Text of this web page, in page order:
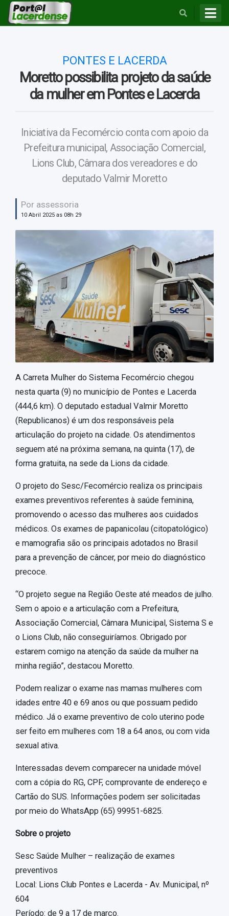
PONTES E LACERDA
Moretto possibilita projeto da saúde
da mulher em Pontes e Lacerda
Iniciativa da Fecomércio conta com apoio da
Prefeitura municipal, Associação Comercial,
Lions Club, Câmara dos vereadores e do
deputado Valmir Moretto
Por assessoria
10 Abril 2025 as 08h 29
A Carreta Mulher do Sistema Fecomércio chegou
nesta quarta (9) no município de Pontes e Lacerda
(444,6 km). O deputado estadual Valmir Moretto
(Republicanos) é um dos responsáveis pela
articulação do projeto na cidade. Os atendimentos
seguem até na próxima semana, na quinta (17), de
forma gratuita, na sede da Lions da cidade.
O projeto do Sesc/Fecomércio realiza os principais
exames preventivos referentes à saúde feminina,
promovendo o acesso das mulheres aos cuidados
médicos. Os exames de papanicolau (citopatológico)
e mamografia são os principais adotados no Brasil
para a prevenção de câncer, por meio do diagnóstico
precoce.
“O projeto segue na Região Oeste até meados de julho.
Sem o apoio e a articulação com a Prefeitura,
Associação Comercial, Câmara Municipal, Sistema S e
o Lions Club, não conseguiríamos. Obrigado por
estarem comigo na atenção da saúde da mulher na
minha região”, destacou Moretto.
Podem realizar o exame nas mamas mulheres com
idades entre 40 e 69 anos ou que possuam pedido
médico. Já o exame preventivo de colo uterino pode
ser feito em mulheres com 18 a 64 anos, ou com vida
sexual ativa.
Interessadas devem comparecer na unidade móvel
com a cópia do RG, CPF, comprovante de endereço e
Cartão do SUS. Informações podem ser solicitadas
por meio do WhatsApp (65) 99951-6825.
Sobre o projeto
Sesc Saúde Mulher – realização de exames
preventivos
Local: Lions Club Pontes e Lacerda - Av. Municipal, nº
604
Período: de 9 a 17 de março.